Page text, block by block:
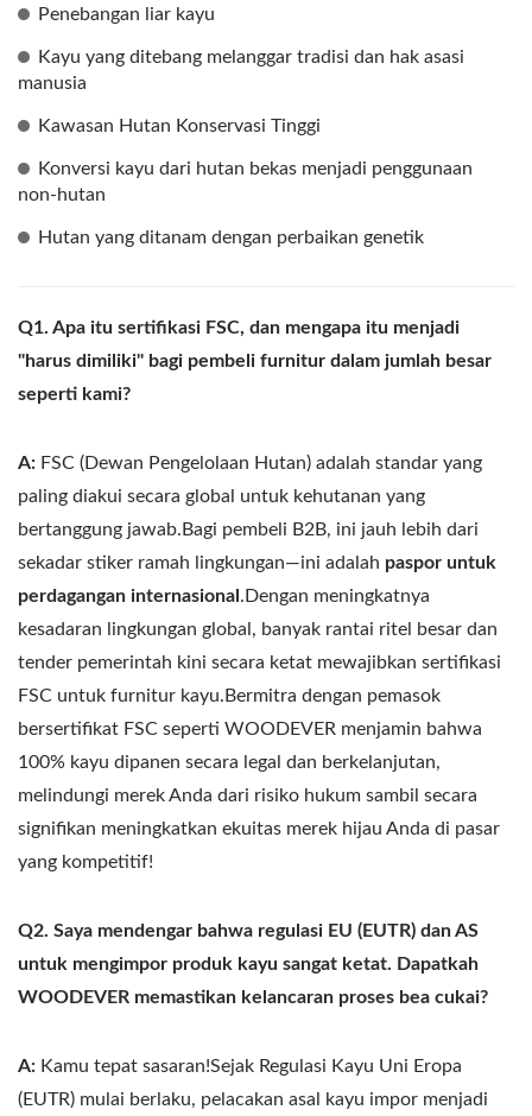
Penebangan liar kayu
Kayu yang ditebang melanggar tradisi dan hak asasi
manusia
Kawasan Hutan Konservasi Tinggi
Konversi kayu dari hutan bekas menjadi penggunaan
non-hutan
Hutan yang ditanam dengan perbaikan genetik
Q1. Apa itu sertifikasi FSC, dan mengapa itu menjadi
"harus dimiliki" bagi pembeli furnitur dalam jumlah besar
seperti kami?
A: FSC (Dewan Pengelolaan Hutan) adalah standar yang
paling diakui secara global untuk kehutanan yang
bertanggung jawab.Bagi pembeli B2B, ini jauh lebih dari
sekadar stiker ramah lingkungan—ini adalah paspor untuk
perdagangan internasional .Dengan meningkatnya
kesadaran lingkungan global, banyak rantai ritel besar dan
tender pemerintah kini secara ketat mewajibkan sertifikasi
FSC untuk furnitur kayu.Bermitra dengan pemasok
bersertifikat FSC seperti WOODEVER menjamin bahwa
100% kayu dipanen secara legal dan berkelanjutan,
melindungi merek Anda dari risiko hukum sambil secara
signifikan meningkatkan ekuitas merek hijau Anda di pasar
yang kompetitif!
Q2. Saya mendengar bahwa regulasi EU (EUTR) dan AS
untuk mengimpor produk kayu sangat ketat. Dapatkah
WOODEVER memastikan kelancaran proses bea cukai?
A: Kamu tepat sasaran!Sejak Regulasi Kayu Uni Eropa
(EUTR) mulai berlaku, pelacakan asal kayu impor menjadi